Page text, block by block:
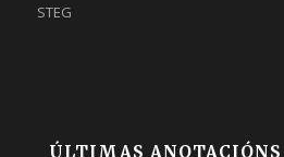
STEG
ÚLTIMAS ANOTACIÓNS